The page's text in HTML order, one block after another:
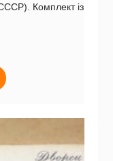
Комплект із